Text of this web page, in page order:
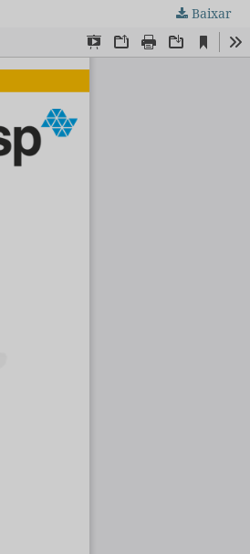
Baixar